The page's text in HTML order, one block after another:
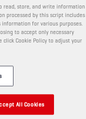
,
al
de motor
FE
DE
read, store, and write information
processed by this script includes
for various purposes.
to accept only necessary
click Cookie Policy to adjust your
All Cookies